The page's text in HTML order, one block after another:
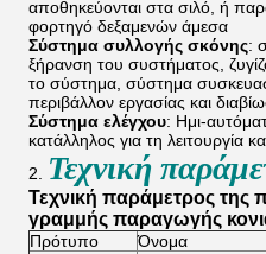
αποθηκεύονται στα σιλό, ή
φορτηγό δεξαμενών άμεσα
Σύστημα συλλογής σκόνης:
ξήρανση του συστήματος,
το σύστημα, σύστημα
περιβάλλον εργασίας και
Σύστημα ελέγχου: Ημι-
κατάλληλος για τη λειτουργία
2.
Τεχνική
Τεχνική παράμετρος της
γραμμής παραγωγής
Πρότυπο Όνομα